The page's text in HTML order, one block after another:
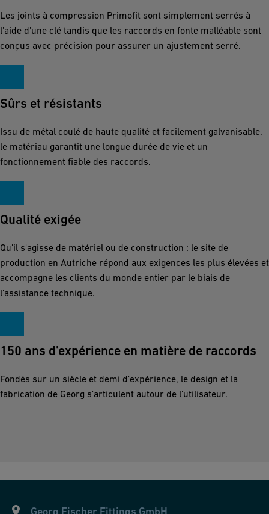
Les joints à compression Primofit sont simplement serrés à
l'aide d'une clé tandis que les raccords en fonte malléable sont
conçus avec précision pour assurer un ajustement serré.
Sûrs et résistants
Issu de métal coulé de haute qualité et facilement galvanisable,
le matériau garantit une longue durée de vie et un
fonctionnement fiable des raccords.
Qualité exigée
Qu'il s'agisse de matériel ou de construction : le site de
production en Autriche répond aux exigences les plus élevées et
accompagne les clients du monde entier par le biais de
l'assistance technique.
150 ans d'expérience en matière de raccords
Fondés sur un siècle et demi d'expérience, le design et la
fabrication de Georg s'articulent autour de l'utilisateur.